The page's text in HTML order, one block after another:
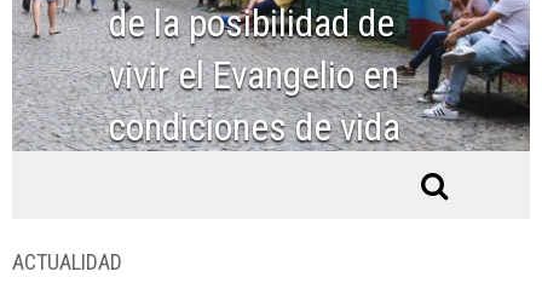
de la posibilidad de
vivir el Evangelio en
condiciones de vida
ACTUALIDAD